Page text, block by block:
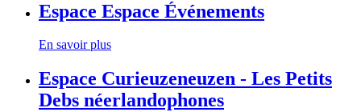
Espace Espace Événements
En savoir plus
Espace Curieuzeneuzen - Les Petits
Debs néerlandophones